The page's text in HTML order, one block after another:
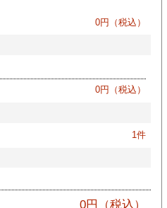
0円（税込）
0円（税込）
1件
0円（税込）